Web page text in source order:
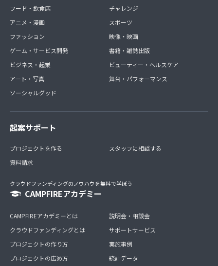
フード・飲食店
アニメ・漫画
ファッション
ゲーム・サービス開発
ビジネス・起業
アート・写真
ソーシャルグッド
チャレンジ
スポーツ
映像・映画
書籍・雑誌出版
ビューティー・ヘルスケア
舞台・パフォーマンス
起案サポート
プロジェクトを作る
資料請求
スタッフに相談する
クラウドファンディングのノウハウを無料で学ぼう
CAMPFIREアカデミー
CAMPFIREアカデミーとは
クラウドファンディングとは
プロジェクトの作り方
プロジェクトの広め方
説明会・相談会
サポートサービス
実施事例
統計データ